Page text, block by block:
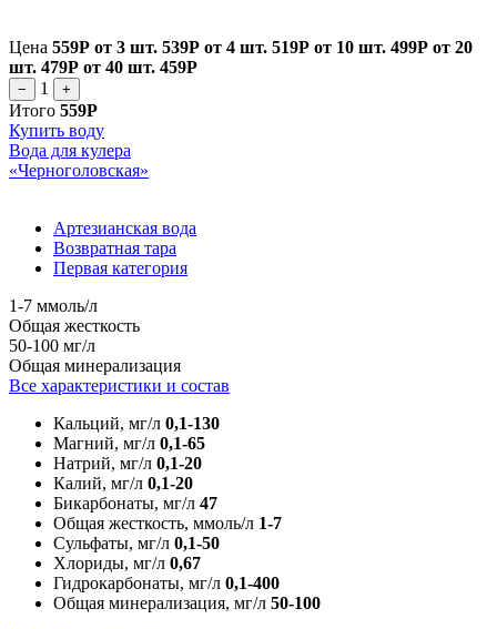
Цена 559Р от 3 шт. 539Р от 4 шт. 519Р от 10 шт. 499Р от 20
шт. 479Р от 40 шт. 459Р
− 1 +
Итого 559Р
Купить воду
Вода для кулера
«Черноголовская»
Артезианская вода
Возвратная тара
Первая категория
1-7 ммоль/л
Общая жесткость
50-100 мг/л
Общая минерализация
Все характеристики и состав
Кальций, мг/л 0,1-130
Магний, мг/л 0,1-65
Натрий, мг/л 0,1-20
Калий, мг/л 0,1-20
Бикарбонаты, мг/л 47
Общая жесткость, ммоль/л 1-7
Сульфаты, мг/л 0,1-50
Хлориды, мг/л 0,67
Гидрокарбонаты, мг/л 0,1-400
Общая минерализация, мг/л 50-100